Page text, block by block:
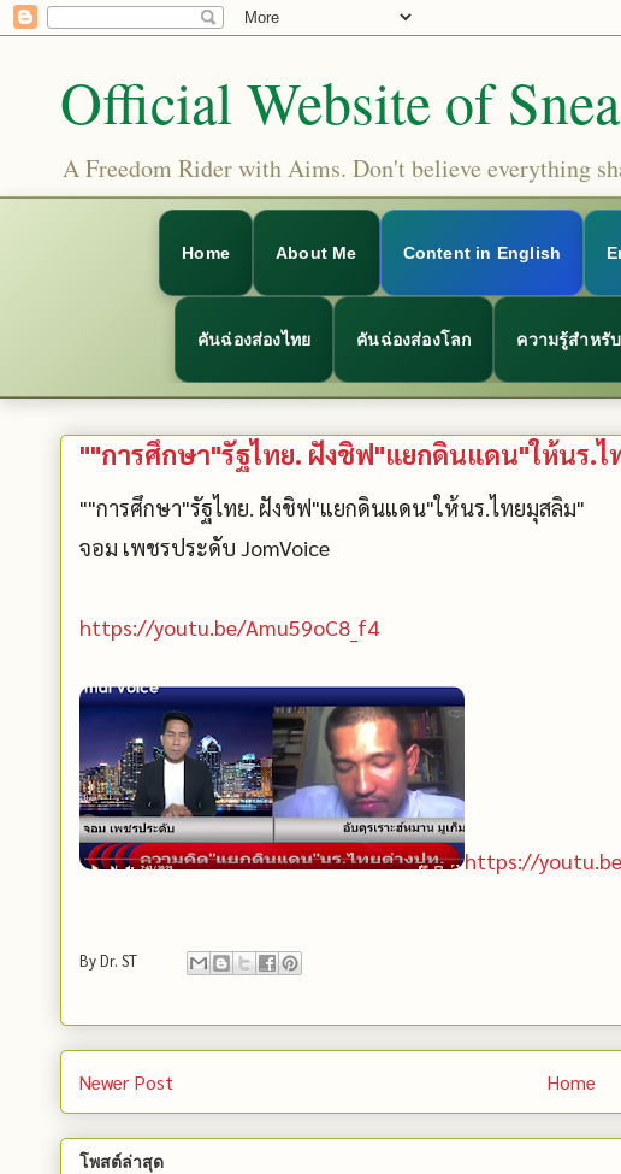
Official Website of
A Freedom Rider with Aims. Don't believe everything
Home About Me Content in English
คันฉ่องส่องไทย คันฉ่องส่องโลก ความรู้สำหรั
""การศึกษา"รัฐไทย. ฝังชิฟ"แยกดินแดน"ให้นร.ไ
""การศึกษา"รัฐไทย. ฝังชิฟ"แยกดินแดน"ให้นร.ไทยมุสลิม"
จอม เพชรประดับ JomVoice
https://youtu.be/Amu59oC8_f4
https://
ByDr. ST
Newer Post Home
โพสต์ล่าสุด